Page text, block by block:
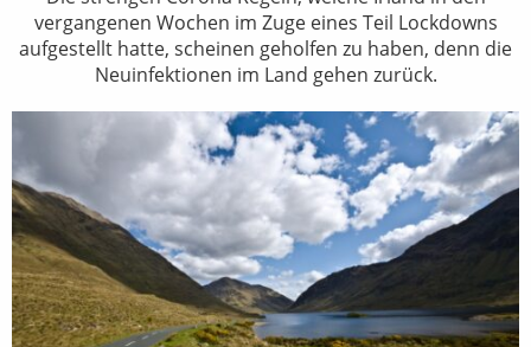
vergangenen Wochen im Zuge eines Teil Lockdowns
aufgestellt hatte, scheinen geholfen zu haben, denn die
Neuinfektionen im Land gehen zurück.